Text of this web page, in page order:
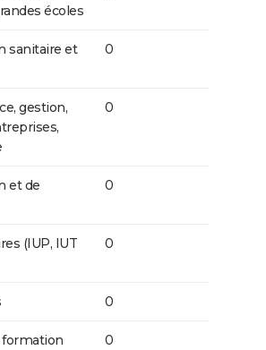
écoles
sanitaire et
0
gestion,
0
et de
0
(IUP, IUT
0
0
0